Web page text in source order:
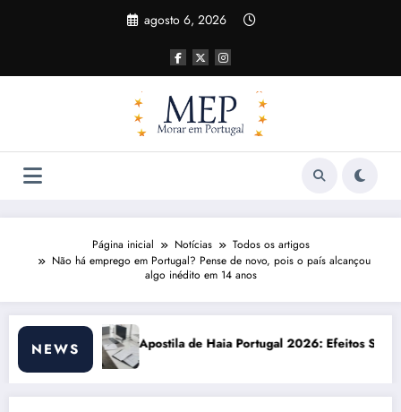
agosto 6, 2026
Página inicial Notícias
Todos os artigos
Não há emprego em Portugal? Pense de novo, pois o país alcançou
algo inédito em 14 anos
NEWS
Portugal 2026: Efeitos Surpreendentes e OportunidadesCusto de vida